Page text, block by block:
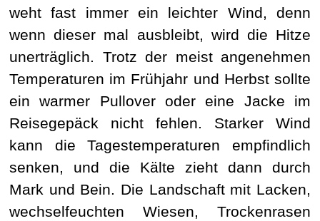
weht fast immer ein leichter Wind, denn
wenn dieser mal ausbleibt, wird die Hitze
unerträglich. Trotz der meist angenehmen
Temperaturen im Frühjahr und Herbst sollte
ein warmer Pullover oder eine Jacke im
Reisegepäck nicht fehlen. Starker Wind
kann die Tagestemperaturen empfindlich
senken, und die Kälte zieht dann durch
Mark und Bein. Die Landschaft mit Lacken,
wechselfeuchten Wiesen, Trockenrasen